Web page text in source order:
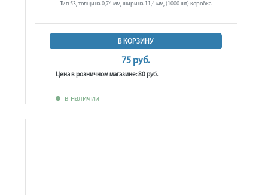
Тип 53, толщина 0,74 мм, ширина 11,4 мм, (1000 шт) коробка
В КОРЗИНУ
75 руб.
Цена в розничном магазине: 80 руб.
в наличии